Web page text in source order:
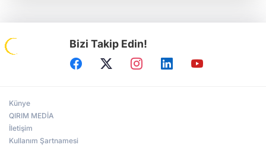
Bizi Takip Edin!
Künye
QIRIM MEDİA
İletişim
Kullanım Şartnamesi